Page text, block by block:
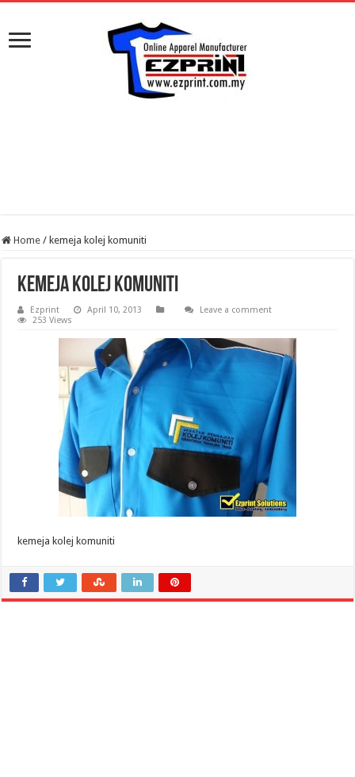
Home / kemeja kolej komuniti
kemeja kolej komuniti
Ezprint April 10, 2013
Leave a comment
253 Views
kemeja kolej komuniti